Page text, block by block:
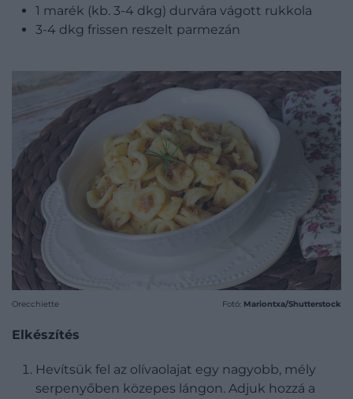
1 marék (kb. 3-4 dkg) durvára vágott rukkola
3-4 dkg frissen reszelt parmezán
Orecchiette Fotó: Mariontxa/Shutterstock
Elkészítés
Hevítsük fel az olívaolajat egy nagyobb, mély
serpenyőben közepes lángon. Adjuk hozzá a